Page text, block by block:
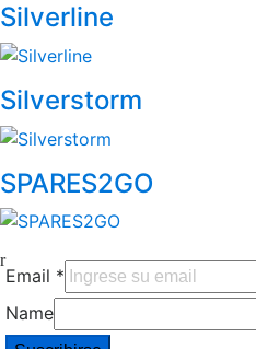
Silverline
Silverstorm
SPARES2GO
Email *
Name